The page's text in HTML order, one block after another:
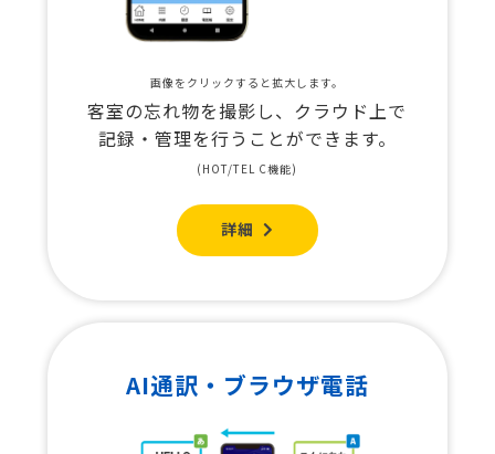
画像をクリックすると拡大します。
客室の忘れ物を撮影し、クラウド上で
記録・管理を行うことができます。
(HOT/TEL C機能)
詳細
AI通訳・ブラウザ電話